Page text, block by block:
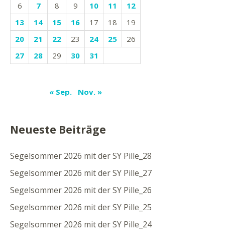
6
7 8 9 10 11
12
13
14 15 16 17 18
19
20
21 22 23 24 25
26
27
28 29 30 31
« Sep. Nov. »
Neueste Beiträge
Segelsommer 2026 mit der SY Pille_28
Segelsommer 2026 mit der SY Pille_27
Segelsommer 2026 mit der SY Pille_26
Segelsommer 2026 mit der SY Pille_25
Segelsommer 2026 mit der SY Pille_24